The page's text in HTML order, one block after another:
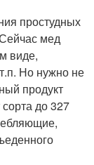
простудных
мед
виде,
Но нужно не
продукт
до 327